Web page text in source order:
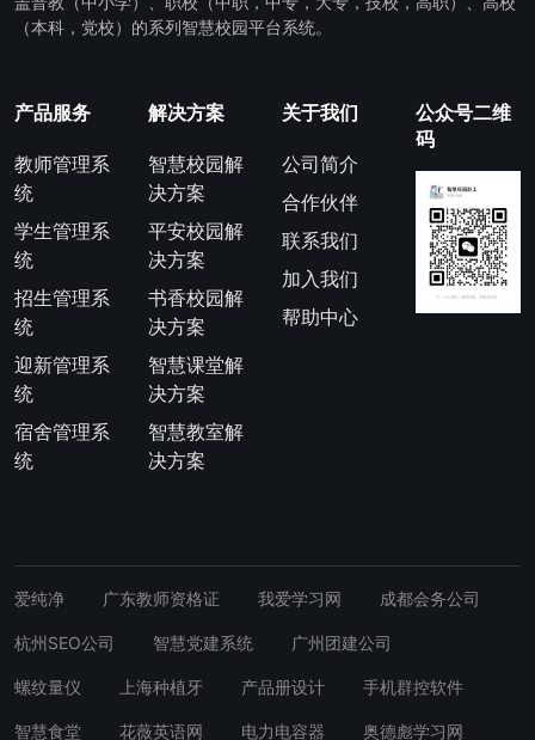
（本科，党校）的系列智慧校园平台系统。
产品服务
教师管理系
统
学生管理系
统
招生管理系
统
迎新管理系
统
宿舍管理系
统
解决方案
智慧校园解
决方案
平安校园解
决方案
书香校园解
决方案
智慧课堂解
决方案
智慧教室解
决方案
关于我们
公司简介
合作伙伴
联系我们
加入我们
帮助中心
公众号二维
码
爱纯净 广东教师资格证 我爱学习网 成都会务公司
杭州SEO公司 智慧党建系统 广州团建公司
螺纹量仪 上海种植牙 产品册设计 手机群控软件
智慧食堂 花薇英语网 电力电容器 奥德彪学习网